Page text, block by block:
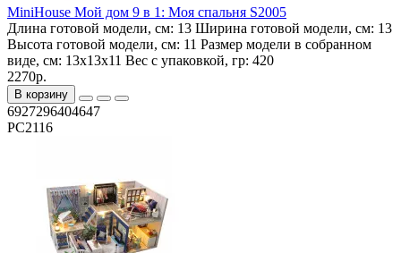
MiniHouse Мой дом 9 в 1: Моя спальня S2005
Длина готовой модели, см: 13 Ширина готовой модели, см: 13
Высота готовой модели, см: 11 Размер модели в собранном
виде, см: 13x13x11 Вес с упаковкой, гр: 420
2270р.
В корзину
6927296404647
PC2116